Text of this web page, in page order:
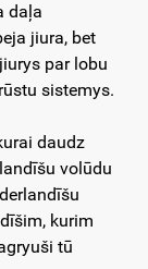
daļa
jiura, bet
par lobu
sistemys.
daudz
volūdu
kurim
tū